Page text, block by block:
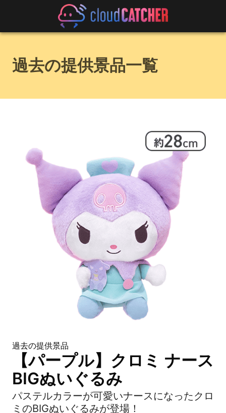
過去の提供景品一覧
過去の提供景品
【パープル】クロミ ナース
BIGぬいぐるみ
パステルカラーが可愛いナースになったクロ
ミのBIGぬいぐるみが登場！